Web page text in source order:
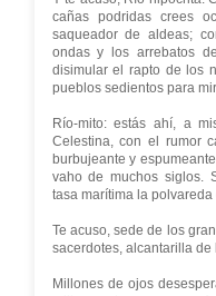
cañas podridas crees
saqueador de aldeas;
ondas y los arrebatos
disimular el rapto de los
pueblos sedientos para
Río-mito: estás ahí, a
Celestina, con el rumor
burbujeante y
vaho de muchos siglos.
tasa marítima la
Te acuso, sede de los
sacerdotes, alcantarilla
Millones de ojos